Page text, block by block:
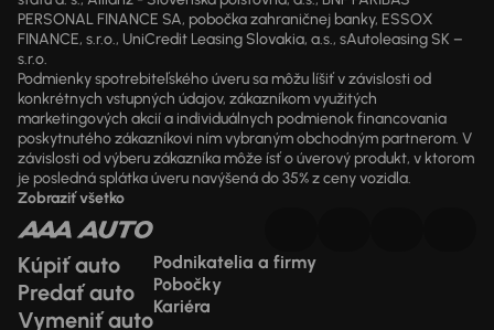
PERSONAL FINANCE SA, pobočka zahraničnej banky, ESSOX
FINANCE, s.r.o., UniCredit Leasing Slovakia, a.s., sAutoleasing SK –
s.r.o.
Podmienky spotrebiteľského úveru sa môžu líšiť v závislosti od
konkrétnych vstupných údajov, zákazníkom využitých
marketingových akcií a individuálnych podmienok financovania
poskytnutého zákazníkovi ním vybraným obchodným partnerom. V
závislosti od výberu zákazníka môže ísť o úverový produkt, v ktorom
je posledná splátka úveru navýšená do 35% z ceny vozidla.
Zobraziť všetko
Kúpiť auto
Predať auto
Vymeniť auto
Podnikatelia a firmy
Pobočky
Kariéra